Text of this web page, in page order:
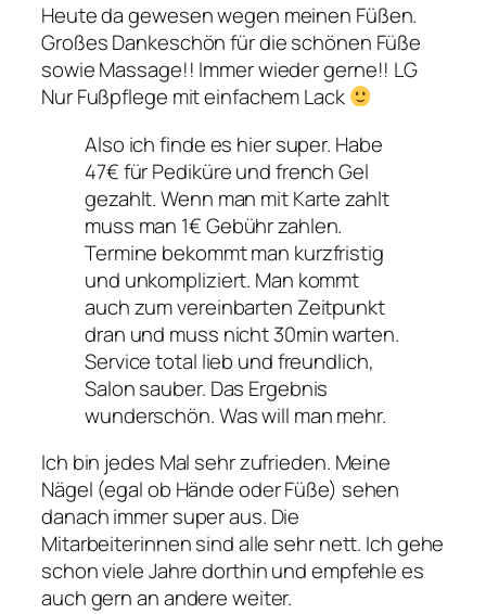
Heute da gewesen wegen meinen Füßen.
Großes Dankeschön für die schönen Füße
sowie Massage!! Immer wieder gerne!! LG
Nur Fußpflege mit einfachem Lack
Also ich finde es hier super. Habe
47€ für Pediküre und french Gel
gezahlt. Wenn man mit Karte zahlt
muss man 1€ Gebühr zahlen.
Termine bekommt man kurzfristig
und unkompliziert. Man kommt
auch zum vereinbarten Zeitpunkt
dran und muss nicht 30min warten.
Service total lieb und freundlich,
Salon sauber. Das Ergebnis
wunderschön. Was will man mehr.
Ich bin jedes Mal sehr zufrieden. Meine
Nägel (egal ob Hände oder Füße) sehen
danach immer super aus. Die
Mitarbeiterinnen sind alle sehr nett. Ich gehe
schon viele Jahre dorthin und empfehle es
auch gern an andere weiter.